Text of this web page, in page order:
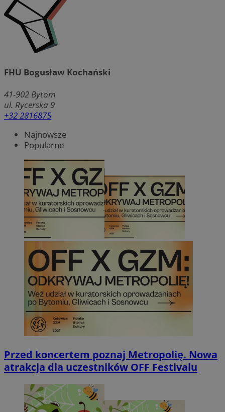
FHU Bogusław Kochański
41-902 Bytom
ul. Rycerska 9
+32 2816875
Najnowsze
Popularne
Przed koncertem poznaj Metropolię. Nowa
atrakcja dla uczestników OFF Festivalu